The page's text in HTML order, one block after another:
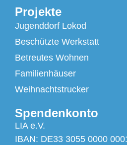
Projekte
Jugenddorf Lokod
Beschützte Werkstatt
Betreutes Wohnen
Familienhäuser
Weihnachtstrucker
Spendenkonto
LIA e.V.
IBAN: DE33 3055 0000